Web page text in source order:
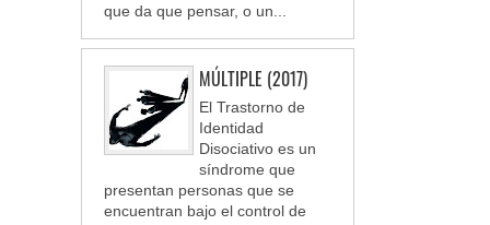
que da que pensar, o un...
MÚLTIPLE (2017)
El Trastorno de
Identidad
Disociativo es un
síndrome que
presentan personas que se
encuentran bajo el control de